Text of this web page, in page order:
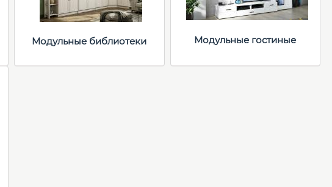
Модульные библиотеки Модульные гостиные